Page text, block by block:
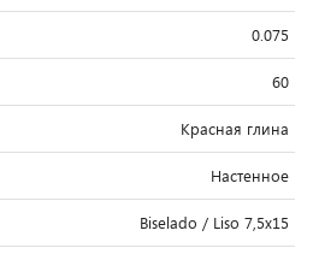
0.075
60
Красная глина
Настенное
Biselado / Liso 7,5x15